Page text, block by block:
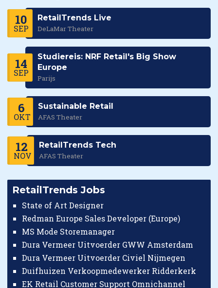
10
SEP
RetailTrends Live
DeLaMar Theater
14
SEP
Studiereis: NRF Retail's Big Show
Europe
Parijs
6
OKT
Sustainable Retail
AFAS Theater
12
NOV
RetailTrends Tech
AFAS Theater
RetailTrends Jobs
State of Art Designer
Redman Europe Sales Developer (Europe)
MS Mode Storemanager
Dura Vermeer Uitvoerder GWW Amsterdam
Dura Vermeer Uitvoerder Civiel Nijmegen
Duifhuizen Verkoopmedewerker Ridderkerk
EK Retail Customer Support Omnichannel